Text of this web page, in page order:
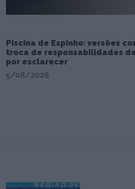
Piscina de Espinho: versões
troca de responsabilidades
por esclarecer
5/08/2026